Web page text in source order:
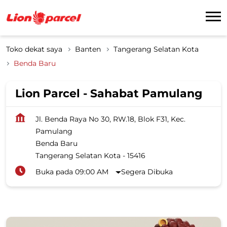
Toko dekat saya Banten
Tangerang Selatan Kota
Benda Baru
Lion Parcel - Sahabat Pamulang
Jl. Benda Raya No 30, RW.18, Blok F31, Kec.
Pamulang
Benda Baru
Tangerang Selatan Kota - 15416
Buka pada 09:00 AM
Segera Dibuka